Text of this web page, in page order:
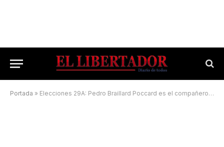
Portada » Elecciones 29A: Pedro Braillard Poccard es el compañero de fórmula elegido por Valdés